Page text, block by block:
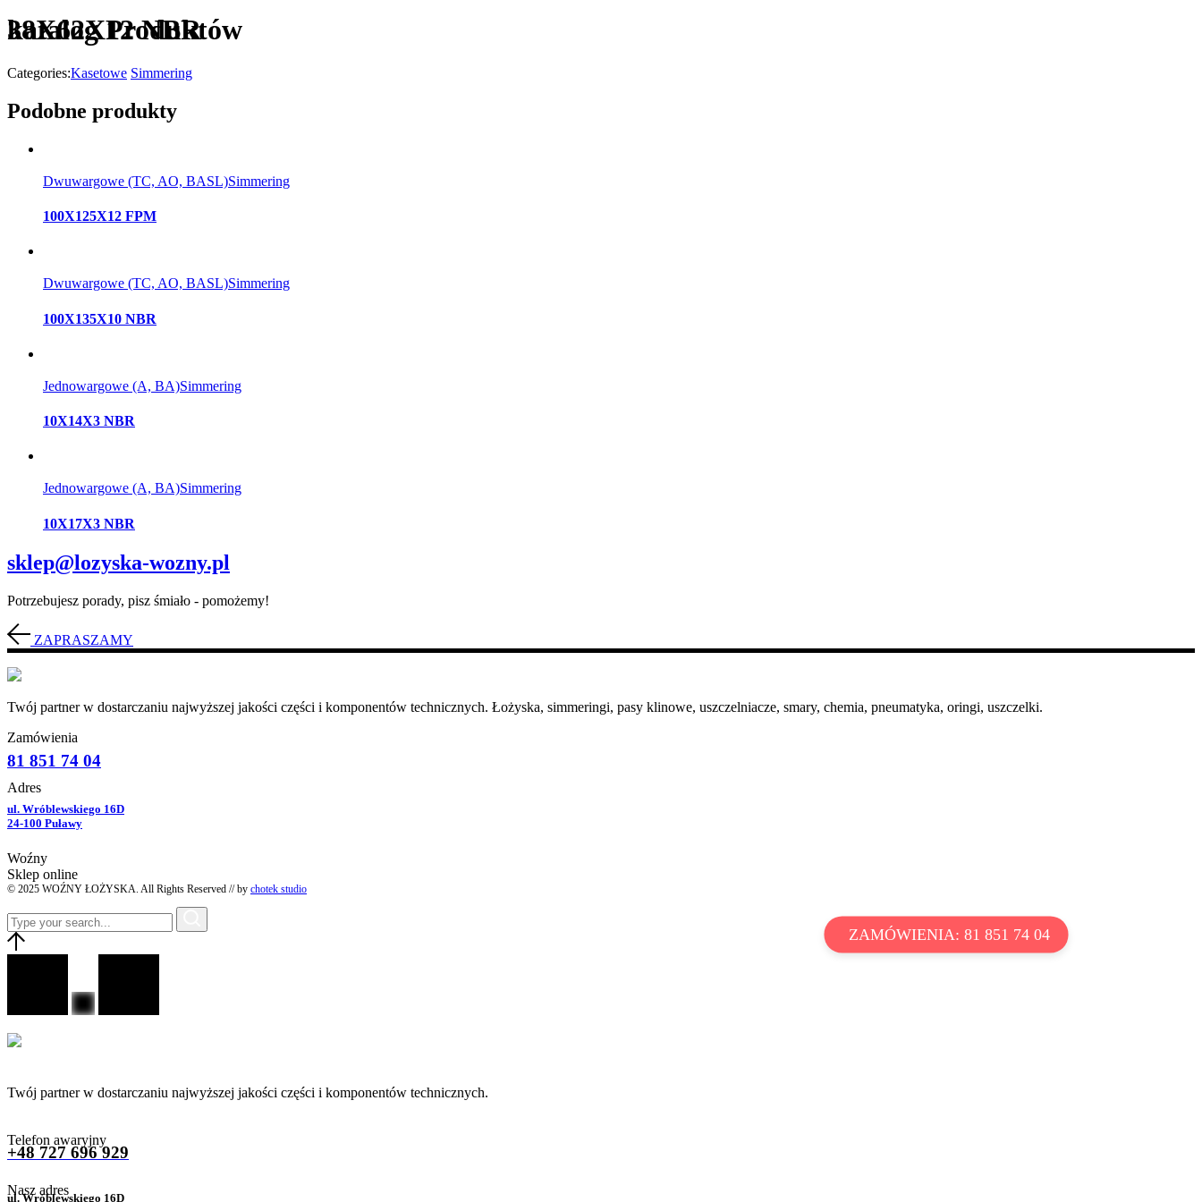
ZAMÓWIENIA: 81 851 74 04
katalog Produktów
38X62X12 NBR
Categories:Kasetowe Simmering
Podobne produkty
Dwuwargowe (TC, AO, BASL)Simmering
100X125X12 FPM
Dwuwargowe (TC, AO, BASL)Simmering
100X135X10 NBR
Jednowargowe (A, BA)Simmering
10X14X3 NBR
Jednowargowe (A, BA)Simmering
10X17X3 NBR
sklep@lozyska-wozny.pl
Potrzebujesz porady, pisz śmiało - pomożemy!
ZAPRASZAMY
Twój partner w dostarczaniu najwyższej jakości części i komponentów technicznych. Łożyska, simmeringi, pasy klinowe, uszczelniacze, smary, chemia, pneumatyka, oringi, uszczelki.
Zamówienia
81 851 74 04
Adres
ul. Wróblewskiego 16D
24-100 Puławy
Woźny
Sklep online
© 2025 WOŹNY ŁOŻYSKA. All Rights Reserved // by chotek studio
Twój partner w dostarczaniu najwyższej jakości części i komponentów technicznych.
Telefon awaryjny
+48 727 696 929
Nasz adres
ul. Wróblewskiego 16D